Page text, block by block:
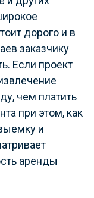
дорого и в
заказчику
Если проект
чем платить
при этом, как
и
аренды